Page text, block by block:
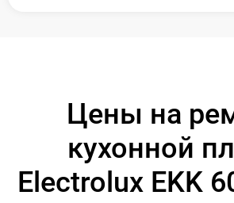
Цены на
кухонной
Electrolux EKK